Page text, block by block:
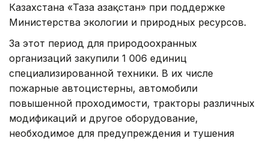
Казахстана «Таза Қазақстан» при поддержке
Министерства экологии и природных ресурсов.
За этот период для природоохранных
организаций закупили 1 006 единиц
специализированной техники. В их числе
пожарные автоцистерны, автомобили
повышенной проходимости, тракторы различных
модификаций и другое оборудование,
необходимое для предупреждения и тушения